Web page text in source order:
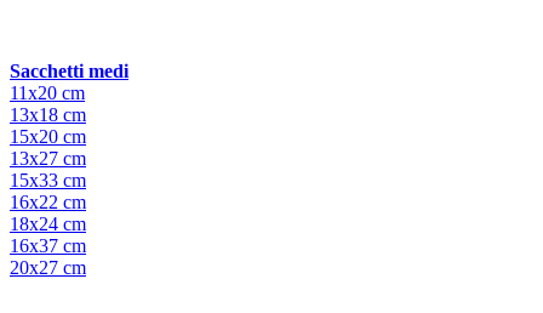
Sacchetti medi
11x20 cm
13x18 cm
15x20 cm
13x27 cm
15x33 cm
16x22 cm
18x24 cm
16x37 cm
20x27 cm